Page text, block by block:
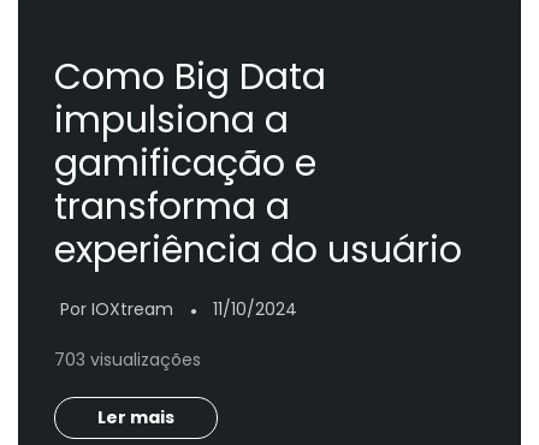
Como Big Data
impulsiona a
gamificação e
transforma a
experiência do usuário
Por IOXtream ● 11/10/2024
703 visualizações
Ler mais